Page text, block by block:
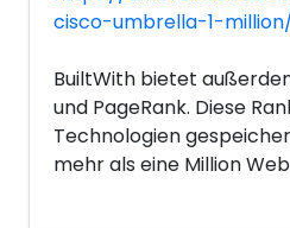
cisco-umbrella-1-
BuiltWith bietet
und PageRank. Diese
Technologien
mehr als eine Million